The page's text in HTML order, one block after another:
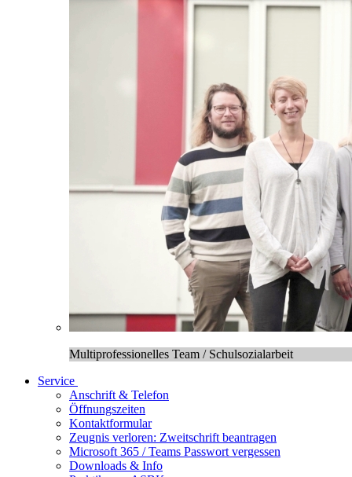
Multiprofessionelles Team / Schulsozialarbeit
Service
Anschrift & Telefon
Öffnungszeiten
Kontaktformular
Zeugnis verloren: Zweitschrift beantragen
Microsoft 365 / Teams Passwort vergessen
Downloads & Info